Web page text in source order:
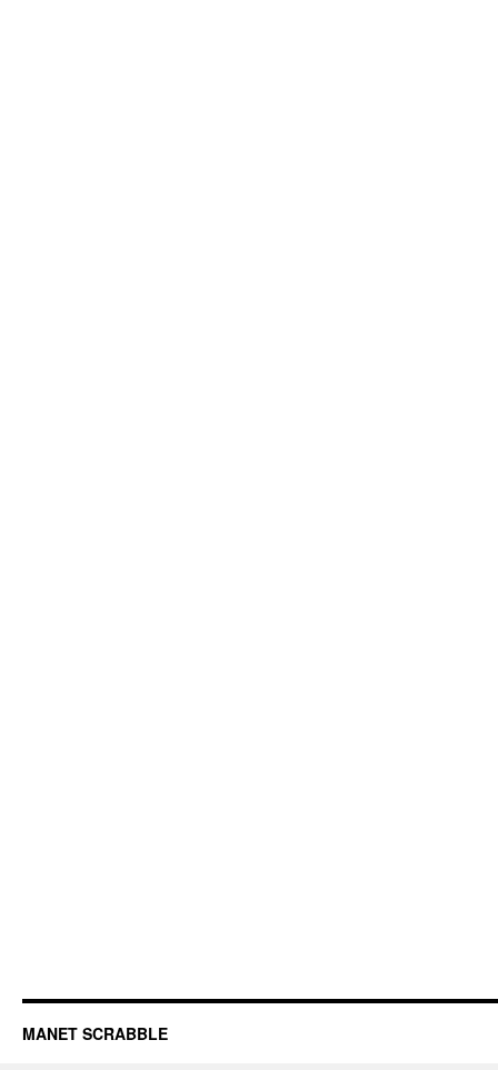
MANET SCRABBLE